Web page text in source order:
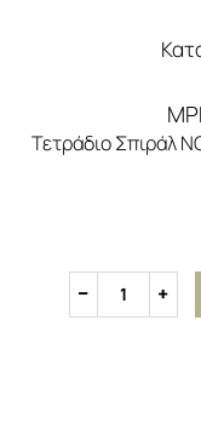
Τετράδιο Σπιράλ
1